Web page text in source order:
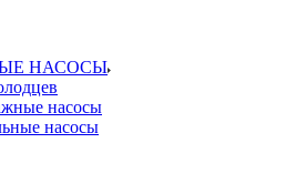
НАСОСЫ
насосы
насосы